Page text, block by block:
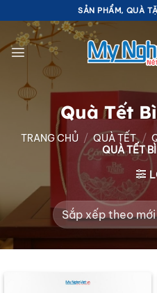
qua
nội
dung
SẢN PHẨM, QUÀ
Quà Tết
TRANG CHỦ / QUÀ TẾT /
QUÀ TẾT